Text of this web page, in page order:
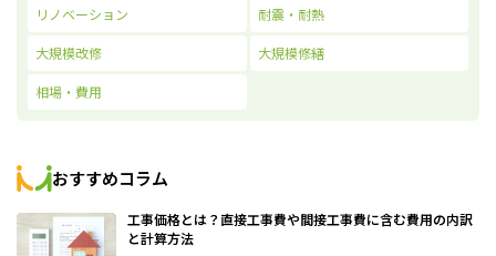
リノベーション 耐震・耐熱
大規模改修 大規模修繕
相場・費用
おすすめコラム
工事価格とは？直接工事費や間接工事費に含む費用の内訳
と計算方法